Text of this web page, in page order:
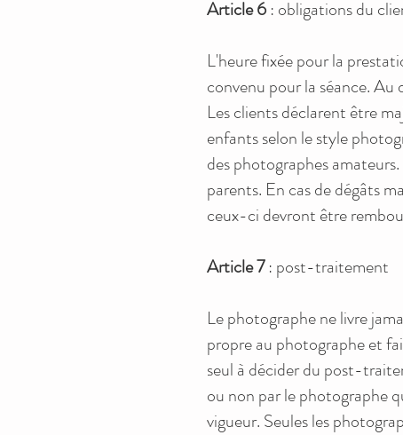
Article 6 : obligations du
L'heure fixée pour la
convenu pour la séance. Au
Les clients déclarent être
enfants selon le style
des photographes
parents. En cas de dégâts
ceux-ci devront être
Article 7: post-traitement
Le photographe ne livre
propre au photographe et
seul à décider du post-
ou non par le photographe
vigueur. Seules les